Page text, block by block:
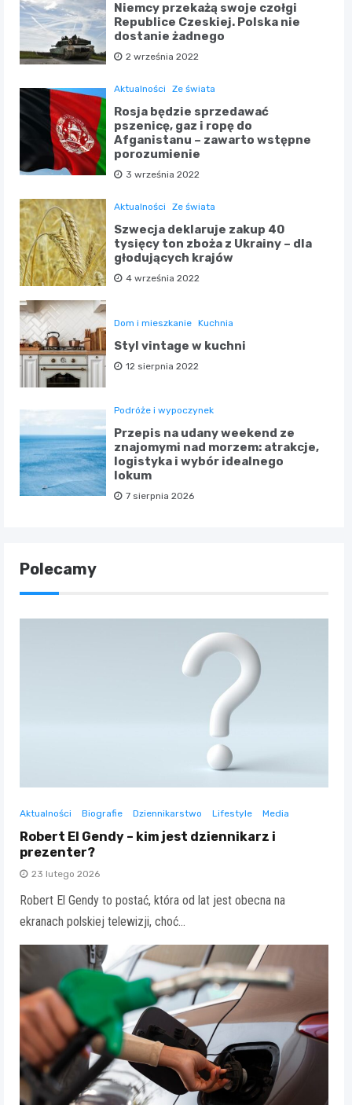
Niemcy przekażą swoje czołgi
Republice Czeskiej. Polska nie
dostanie żadnego
2 września 2022
Aktualności Ze świata
Rosja będzie sprzedawać
pszenicę, gaz i ropę do
Afganistanu – zawarto wstępne
porozumienie
3 września 2022
Aktualności Ze świata
Szwecja deklaruje zakup 40
tysięcy ton zboża z Ukrainy – dla
głodujących krajów
4 września 2022
Dom i mieszkanie Kuchnia
Styl vintage w kuchni
12 sierpnia 2022
Podróże i wypoczynek
Przepis na udany weekend ze
znajomymi nad morzem: atrakcje,
logistyka i wybór idealnego
lokum
7 sierpnia 2026
Polecamy
Aktualności Biografie Dziennikarstwo Lifestyle Media
Robert El Gendy – kim jest dziennikarz i
prezenter?
23 lutego 2026
Robert El Gendy to postać, która od lat jest obecna na
ekranach polskiej telewizji, choć…